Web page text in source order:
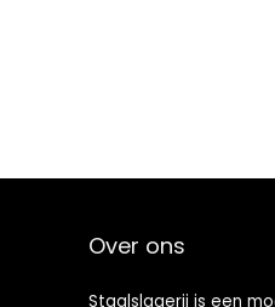
Over ons
Staalslagerij is een